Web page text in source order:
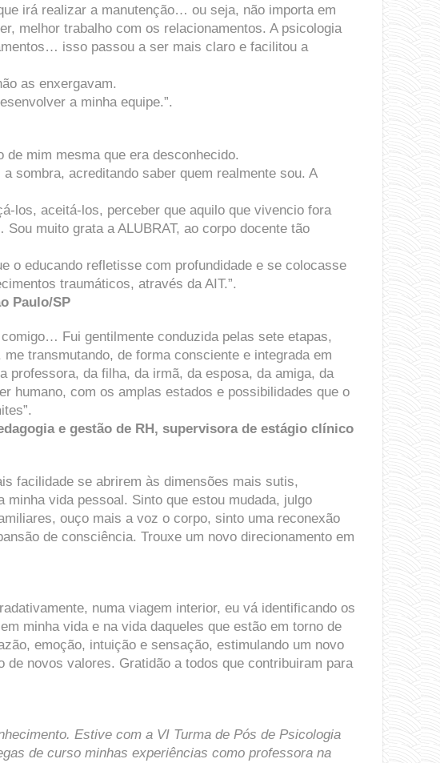
irá realizar a manutenção… ou seja, não importa em
melhor trabalho com os relacionamentos. A psicologia
isso passou a ser mais claro e facilitou a
as enxergavam.
a minha equipe.”.
mim mesma que era desconhecido.
sombra, acreditando saber quem realmente sou. A
los, aceitá-los, perceber que aquilo que vivencio fora
muito grata a ALUBRAT, ao corpo docente tão
o educando refletisse com profundidade e se colocasse
traumáticos, através da AIT.”.
Paulo/SP
Fui gentilmente conduzida pelas sete etapas,
transmutando, de forma consciente e integrada em
professora, da filha, da irmã, da esposa, da amiga, da
humano, com os amplas estados e possibilidades que o
e gestão de RH, supervisora de estágio clínico
facilidade se abrirem às dimensões mais sutis,
vida pessoal. Sinto que estou mudada, julgo
ouço mais a voz o corpo, sinto uma reconexão
de consciência. Trou​x​e um novo direcionamento em
numa viagem interior, eu vá identificando os
minha vida e na vida daqueles que estão em torno de
emoção, intuição e sensação, estimulando um novo
novos valores. Gratidão a todos que contribuir​am​ para
Estive com a VI Turma de Pós de Psicologia
de curso minhas experiências como professora na